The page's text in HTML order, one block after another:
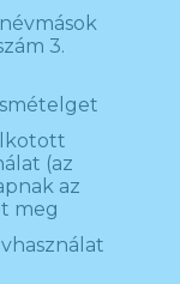
3.
(az
az
meg